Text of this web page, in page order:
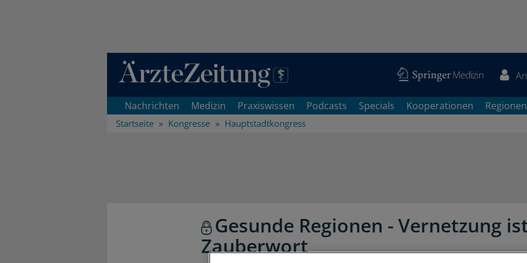
Direkt zum Inhaltsbereich
Nachrichten Medizin Praxiswissen Podcasts Specials Kooperationen Regionen
Startseite Kongresse Hauptstadtkongress
Gesunde Regionen - Vernetzung
Zauberwort